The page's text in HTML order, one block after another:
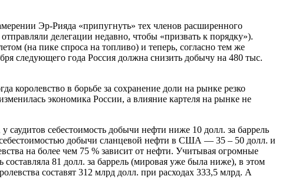
Эр-Рияда «припугнуть» тех членов расширенного
делегации недавно, чтобы «призвать к порядку»).
(на пике спроса на топливо) и теперь, согласно тем же
следующего года Россия должна снизить добычу на 480 тыс.
королевство в борьбе за сохранение доли на рынке резко
экономика России, а влияние картеля на рынке не
себестоимость добычи нефти ниже 10 долл. за баррель
добычи сланцевой нефти в США — 35 – 50 долл. и
на более чем 75 % зависит от нефти. Учитывая огромные
81 долл. за баррель (мировая уже была ниже), в этом
составят 312 млрд долл. при расходах 333,5 млрд. А